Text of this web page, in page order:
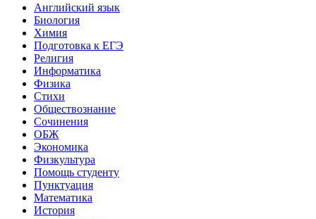
Английский язык
Биология
Химия
Подготовка к ЕГЭ
Религия
Информатика
Физика
Стихи
Обществознание
Сочинения
ОБЖ
Экономика
Физкультура
Помощь студенту
Пунктуация
Математика
История